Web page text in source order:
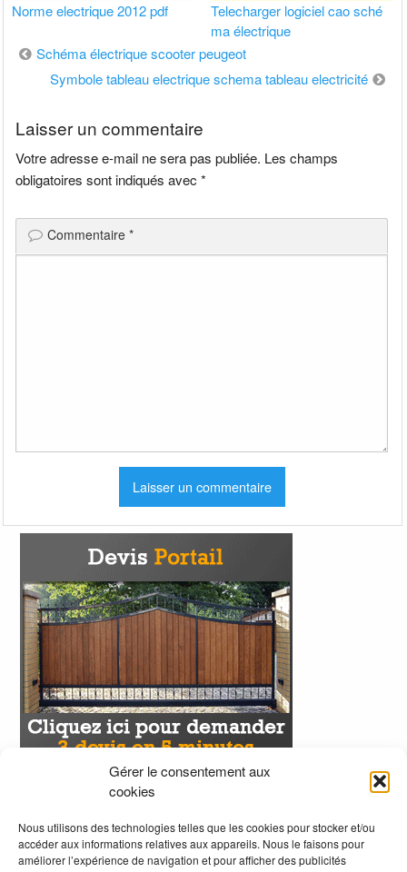
Gérer le consentement aux
cookies
Nous utilisons des technologies telles que les cookies pour stocker et/ou
accéder aux informations relatives aux appareils. Nous le faisons pour
améliorer l’expérience de navigation et pour afficher des publicités
Norme electrique 2012 pdf
Telecharger logiciel cao sché
ma électrique
Navigation
Schéma électrique scooter peugeot
Symbole tableau electrique schema tableau electricité
Laisser un commentaire
Votre adresse e-mail ne sera pas publiée. Les champs
obligatoires sont indiqués avec*
Commentaire*